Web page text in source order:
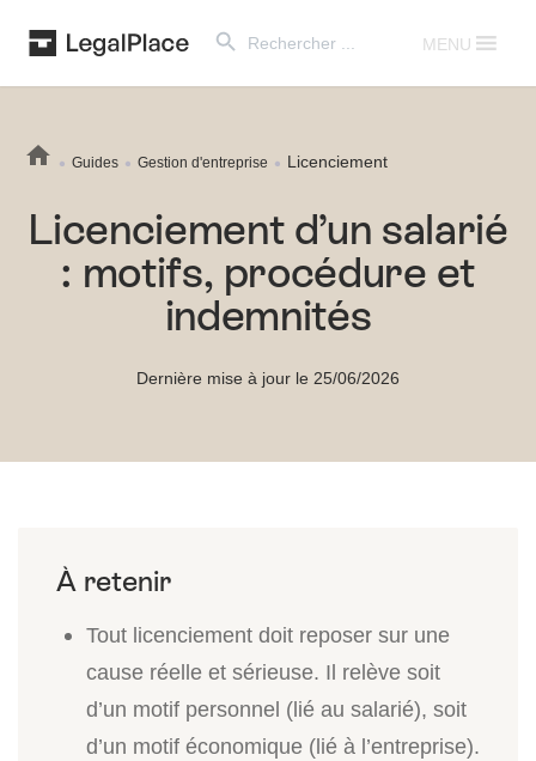
for:
MENU
Guides Gestion d'entreprise Licenciement
Licenciement d’un salarié
: motifs, procédure et
indemnités
Dernière mise à jour le 25/06/2026
Tout licenciement doit reposer sur une
cause réelle et sérieuse. Il relève soit
d’un motif personnel (lié au salarié), soit
d’un motif économique (lié à l’entreprise).